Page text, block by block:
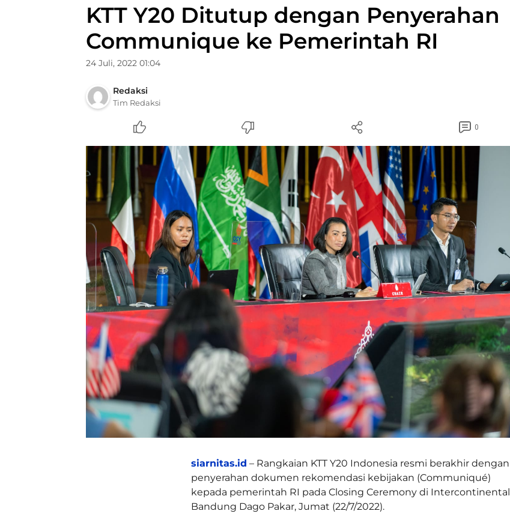
KTT Y20 Ditutup dengan Penyerahan
Communique ke Pemerintah RI
24 Juli, 2022 01:04
Redaksi
Tim Redaksi
0
siarnitas.id – Rangkaian KTT Y20 Indonesia resmi berakhir dengan
penyerahan dokumen rekomendasi kebijakan (Communiqué)
kepada pemerintah RI pada Closing Ceremony di Intercontinental
Bandung Dago Pakar, Jumat (22/7/2022).